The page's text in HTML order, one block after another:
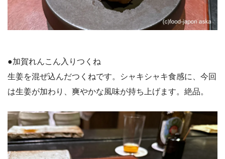
●加賀れんこん入りつくね
生姜を混ぜ込んだつくねです。シャキシャキ食感に、今回
は生姜が加わり、爽やかな風味が持ち上げます。絶品。